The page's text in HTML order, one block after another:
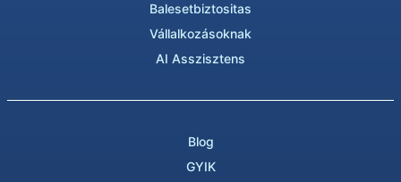
Balesetbiztositas
Vállalkozásoknak
AI Asszisztens
Blog
GYIK